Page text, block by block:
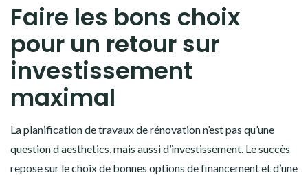
Faire les bons choix
pour un retour sur
investissement
maximal
La planification de travaux de rénovation n’est pas qu’une
question d aesthetics, mais aussi d’investissement. Le succès
repose sur le choix de bonnes options de financement et d’une